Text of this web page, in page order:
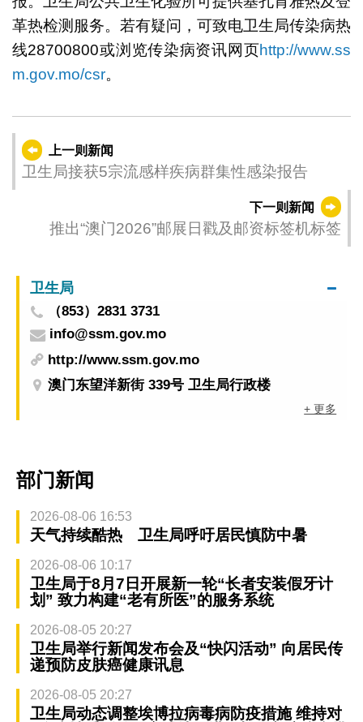
革热检测服务。若有疑问，可致电卫生局传染病热
线28700800或浏览传染病资讯网页http://www.ss
m.gov.mo/csr。
上一则新闻
卫生局接获5宗流感样疾病群集性感染报告
下一则新闻
推出“澳门2026”邮展日戳及邮资标签机标签
卫生局
（853）2831 3731
info@ssm.gov.mo
http://www.ssm.gov.mo
澳门东望洋新街 339号 卫生局行政楼
+ 更多
部门新闻
2026-08-06 16:53
天气持续酷热 卫生局呼吁居民慎防中暑
2026-08-06 10:17
卫生局于8月7日开展新一轮“长者安装假牙计
划” 致力构建“老有所医”的服务系统
2026-08-05 20:27
卫生局举行新闻发布会及“快闪活动” 向居民传
递预防皮肤癌健康讯息
2026-08-05 20:27
卫生局动态调整埃博拉病毒病防疫措施 维持对